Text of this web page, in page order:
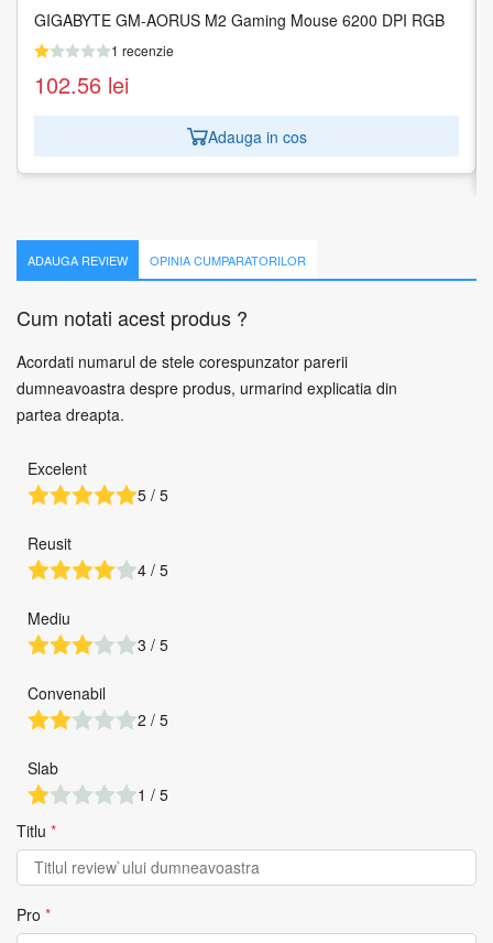
GIGABYTE GM-AORUS M2 Gaming Mouse 6200 DPI RGB
1 recenzie
102.56 lei
Adauga in cos
MOUSE USB LASER WRL PROFES./BLACK 4X30H56887
LENOVO
Adauga in cos
ADAUGA REVIEW OPINIA CUMPARATORILOR
Cum notati acest produs ?
Acordati numarul de stele corespunzator parerii
dumneavoastra despre produs, urmarind explicatia din
partea dreapta.
Excelent
5 / 5
Reusit
4 / 5
Mediu
3 / 5
Convenabil
2 / 5
Slab
1 / 5
Titlu *
Pro *